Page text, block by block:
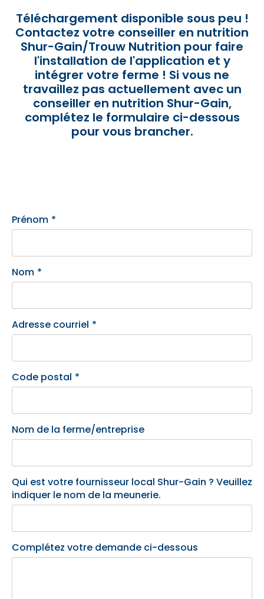
Téléchargement disponible sous peu !
Contactez votre conseiller en nutrition
Shur-Gain/Trouw Nutrition pour faire
l'installation de l'application et y
intégrer votre ferme ! Si vous ne
travaillez pas actuellement avec un
conseiller en nutrition Shur-Gain,
complétez le formulaire ci-dessous
pour vous brancher.
Prénom *
Nom *
Adresse courriel *
Code postal *
Nom de la ferme/entreprise
Qui est votre fournisseur local Shur-Gain ? Veuillez
indiquer le nom de la meunerie.
Complétez votre demande ci-dessous